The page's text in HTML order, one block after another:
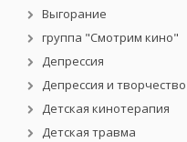
Выгорание
группа "Смотрим кино"
Депрессия
Депрессия и творчество
Детская кинотерапия
Детская травма